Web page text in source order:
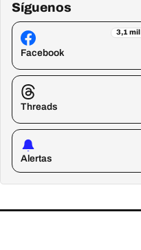
Síguenos
3,1 mil
Facebook
Threads
Alertas